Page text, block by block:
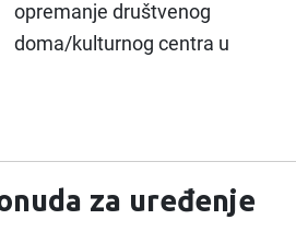
opremanje društvenog
doma/kulturnog centra u
za uređenje